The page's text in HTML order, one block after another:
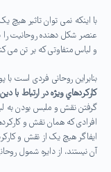
با اینکه نمی توان تاثیر هیچ
عنصر شکل دهنده روحانیت
و لباس متفاوتی که بر تن می
بنابراین روحانی فردی است
كاركردهاي ویژه در ارتباط با دین
گرفتن نقش و ملبس بودن به
افرادی که همان نقش و
ایفاگر هیچ یک از نقش و
آن نیستند، از دایره شمول